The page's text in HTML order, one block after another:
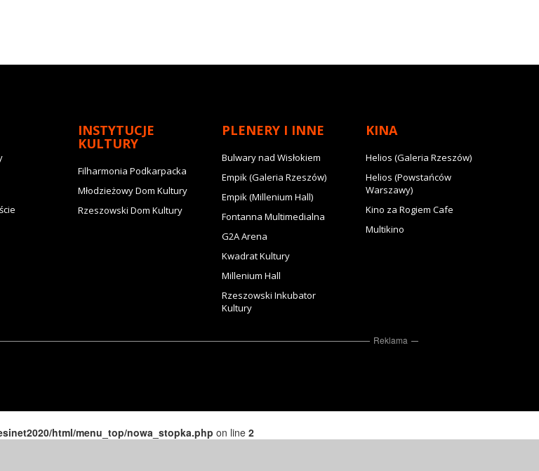
INSTYTUCJE
KULTURY
Filharmonia Podkarpacka
Młodzieżowy Dom Kultury
Rzeszowski Dom Kultury
PLENERY I INNE
Bulwary nad Wisłokiem
Empik (Galeria Rzeszów)
Empik (Millenium Hall)
Fontanna Multimedialna
G2A Arena
Kwadrat Kultury
Millenium Hall
Rzeszowski Inkubator
Kultury
KINA
Helios (Galeria Rzeszów)
Helios (Powstańców
Warszawy)
Kino za Rogiem Cafe
Multikino
Reklama
html/menu_top/nowa_stopka.php on line 2